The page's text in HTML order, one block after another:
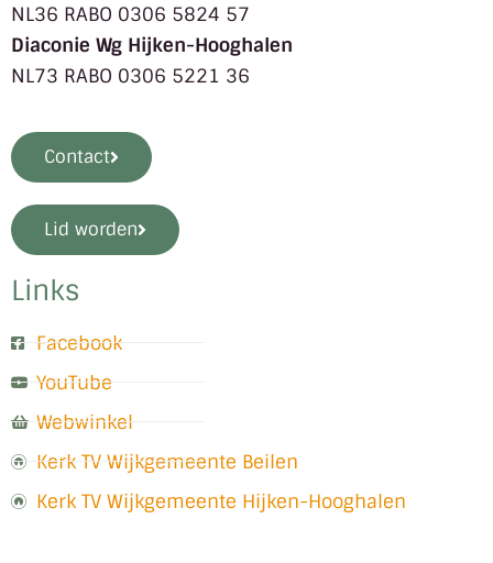
NL36 RABO 0306 5824 57
Diaconie Wg Hijken-Hooghalen
NL73 RABO 0306 5221 36
Contact
Lid worden
Links
Facebook
YouTube
Webwinkel
Kerk TV Wijkgemeente Beilen
Kerk TV Wijkgemeente Hijken-Hooghalen